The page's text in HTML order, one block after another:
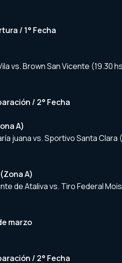
/ 1° Fecha
vs. Brown San Vicente (19.30
/ 2° Fecha
A)
juana vs. Sportivo Santa Clara
A)
de Ataliva vs. Tiro Federal
marzo
/ 2° Fecha